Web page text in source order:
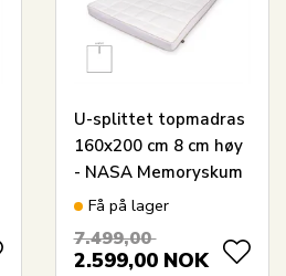
U-splittet topmadras
160x200 cm 8 cm høy
- NASA Memoryskum
- Ergonomisk
Living
Få på lager
7.499,00
2.599,00 NOK